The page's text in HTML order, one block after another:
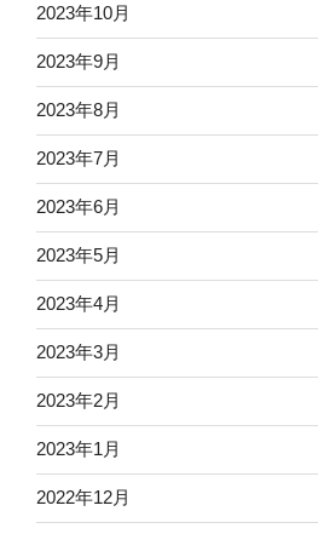
2023年10月
2023年9月
2023年8月
2023年7月
2023年6月
2023年5月
2023年4月
2023年3月
2023年2月
2023年1月
2022年12月